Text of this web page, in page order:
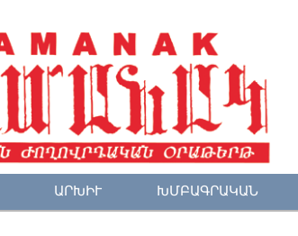
ԱՐԽԻՒ ԽՄԲԱԳՐԱԿԱՆ